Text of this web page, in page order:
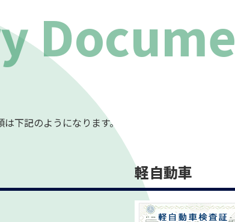
下記のようになります。
軽自動車